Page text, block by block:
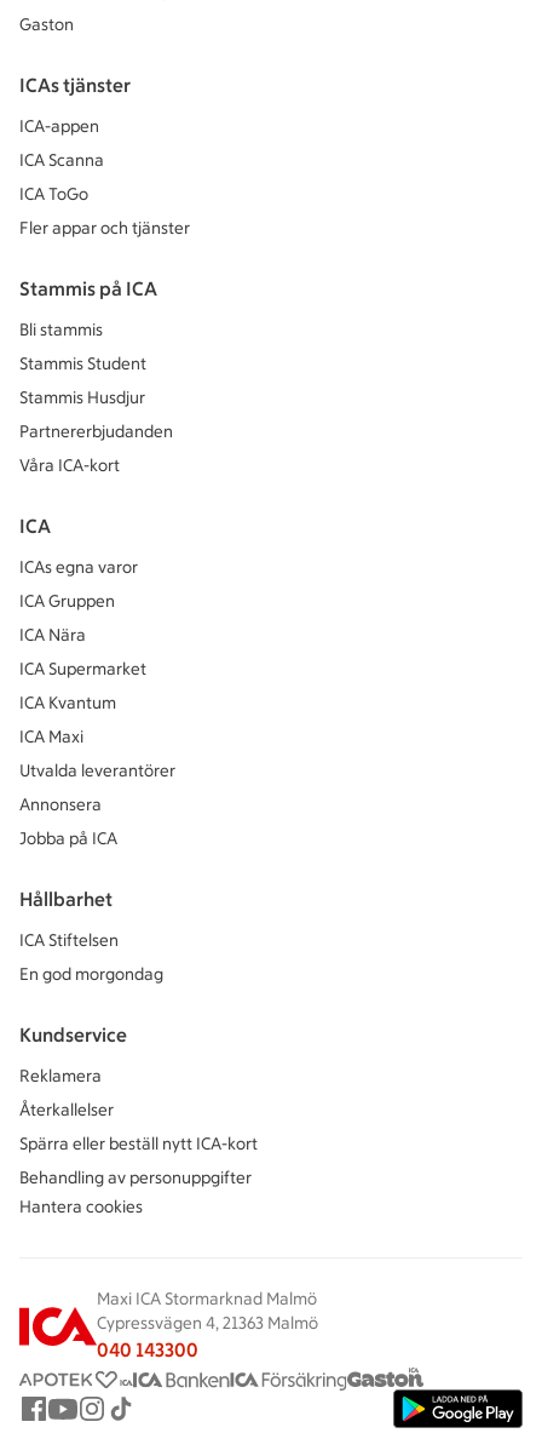
Gaston
ICAs tjänster
ICA-appen
ICA Scanna
ICA ToGo
Fler appar och tjänster
Stammis på ICA
Bli stammis
Stammis Student
Stammis Husdjur
Partnererbjudanden
Våra ICA-kort
ICA
ICAs egna varor
ICA Gruppen
ICA Nära
ICA Supermarket
ICA Kvantum
ICA Maxi
Utvalda leverantörer
Annonsera
Jobba på ICA
Hållbarhet
ICA Stiftelsen
En god morgondag
Kundservice
Reklamera
Återkallelser
Spärra eller beställ nytt ICA-kort
Behandling av personuppgifter
Hantera cookies
Maxi ICA Stormarknad Malmö
Cypressvägen 4, 21363 Malmö
040 143300